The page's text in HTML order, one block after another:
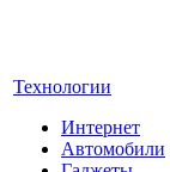
Технологии
Интернет
Автомобили